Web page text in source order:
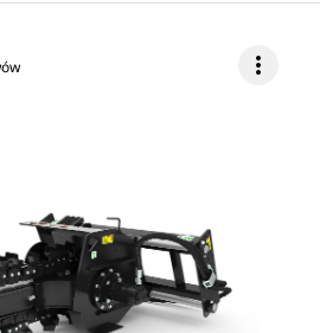
more_vert